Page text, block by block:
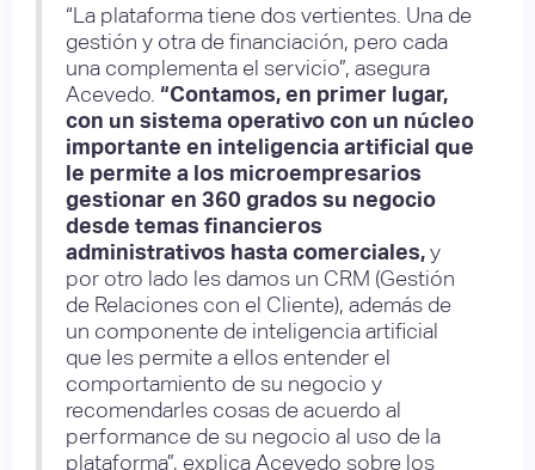
“La plataforma tiene dos vertientes. Una de
gestión y otra de financiación, pero cada
una complementa el servicio”, asegura
Acevedo. “Contamos, en primer lugar,
con un sistema operativo con un núcleo
importante en inteligencia artificial que
le permite a los microempresarios
gestionar en 360 grados su negocio
desde temas financieros
administrativos hasta comerciales,y
por otro lado les damos un CRM (Gestión
de Relaciones con el Cliente), además de
un componente de inteligencia artificial
que les permite a ellos entender el
comportamiento de su negocio y
recomendarles cosas de acuerdo al
performance de su negocio al uso de la
plataforma”, explica Acevedo sobre los